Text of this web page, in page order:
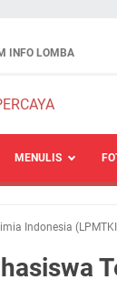
INFO LOMBA
MENULIS
Indonesia